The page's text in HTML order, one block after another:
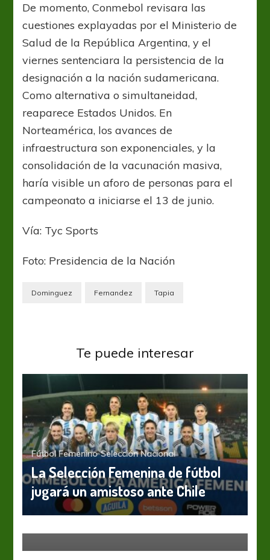
De momento, Conmebol revisara las
cuestiones explayadas por el Ministerio de
Salud de la República Argentina, y el
viernes sentenciara la persistencia de la
designación a la nación sudamericana.
Como alternativa o simultaneidad,
reaparece Estados Unidos. En
Norteamérica, los avances de
infraestructura son exponenciales, y la
consolidación de la vacunación masiva,
haría visible un aforo de personas para el
campeonato a iniciarse el 13 de junio.
Vía: Tyc Sports
Foto: Presidencia de la Nación
Dominguez Fernandez Tapia
Te puede interesar
Fútbol Femenino Selección Nacional
La Selección Femenina de fútbol
jugará un amistoso ante Chile
Fútbol Femenino Selección Nacional Sub 17
Se pone en marcha el